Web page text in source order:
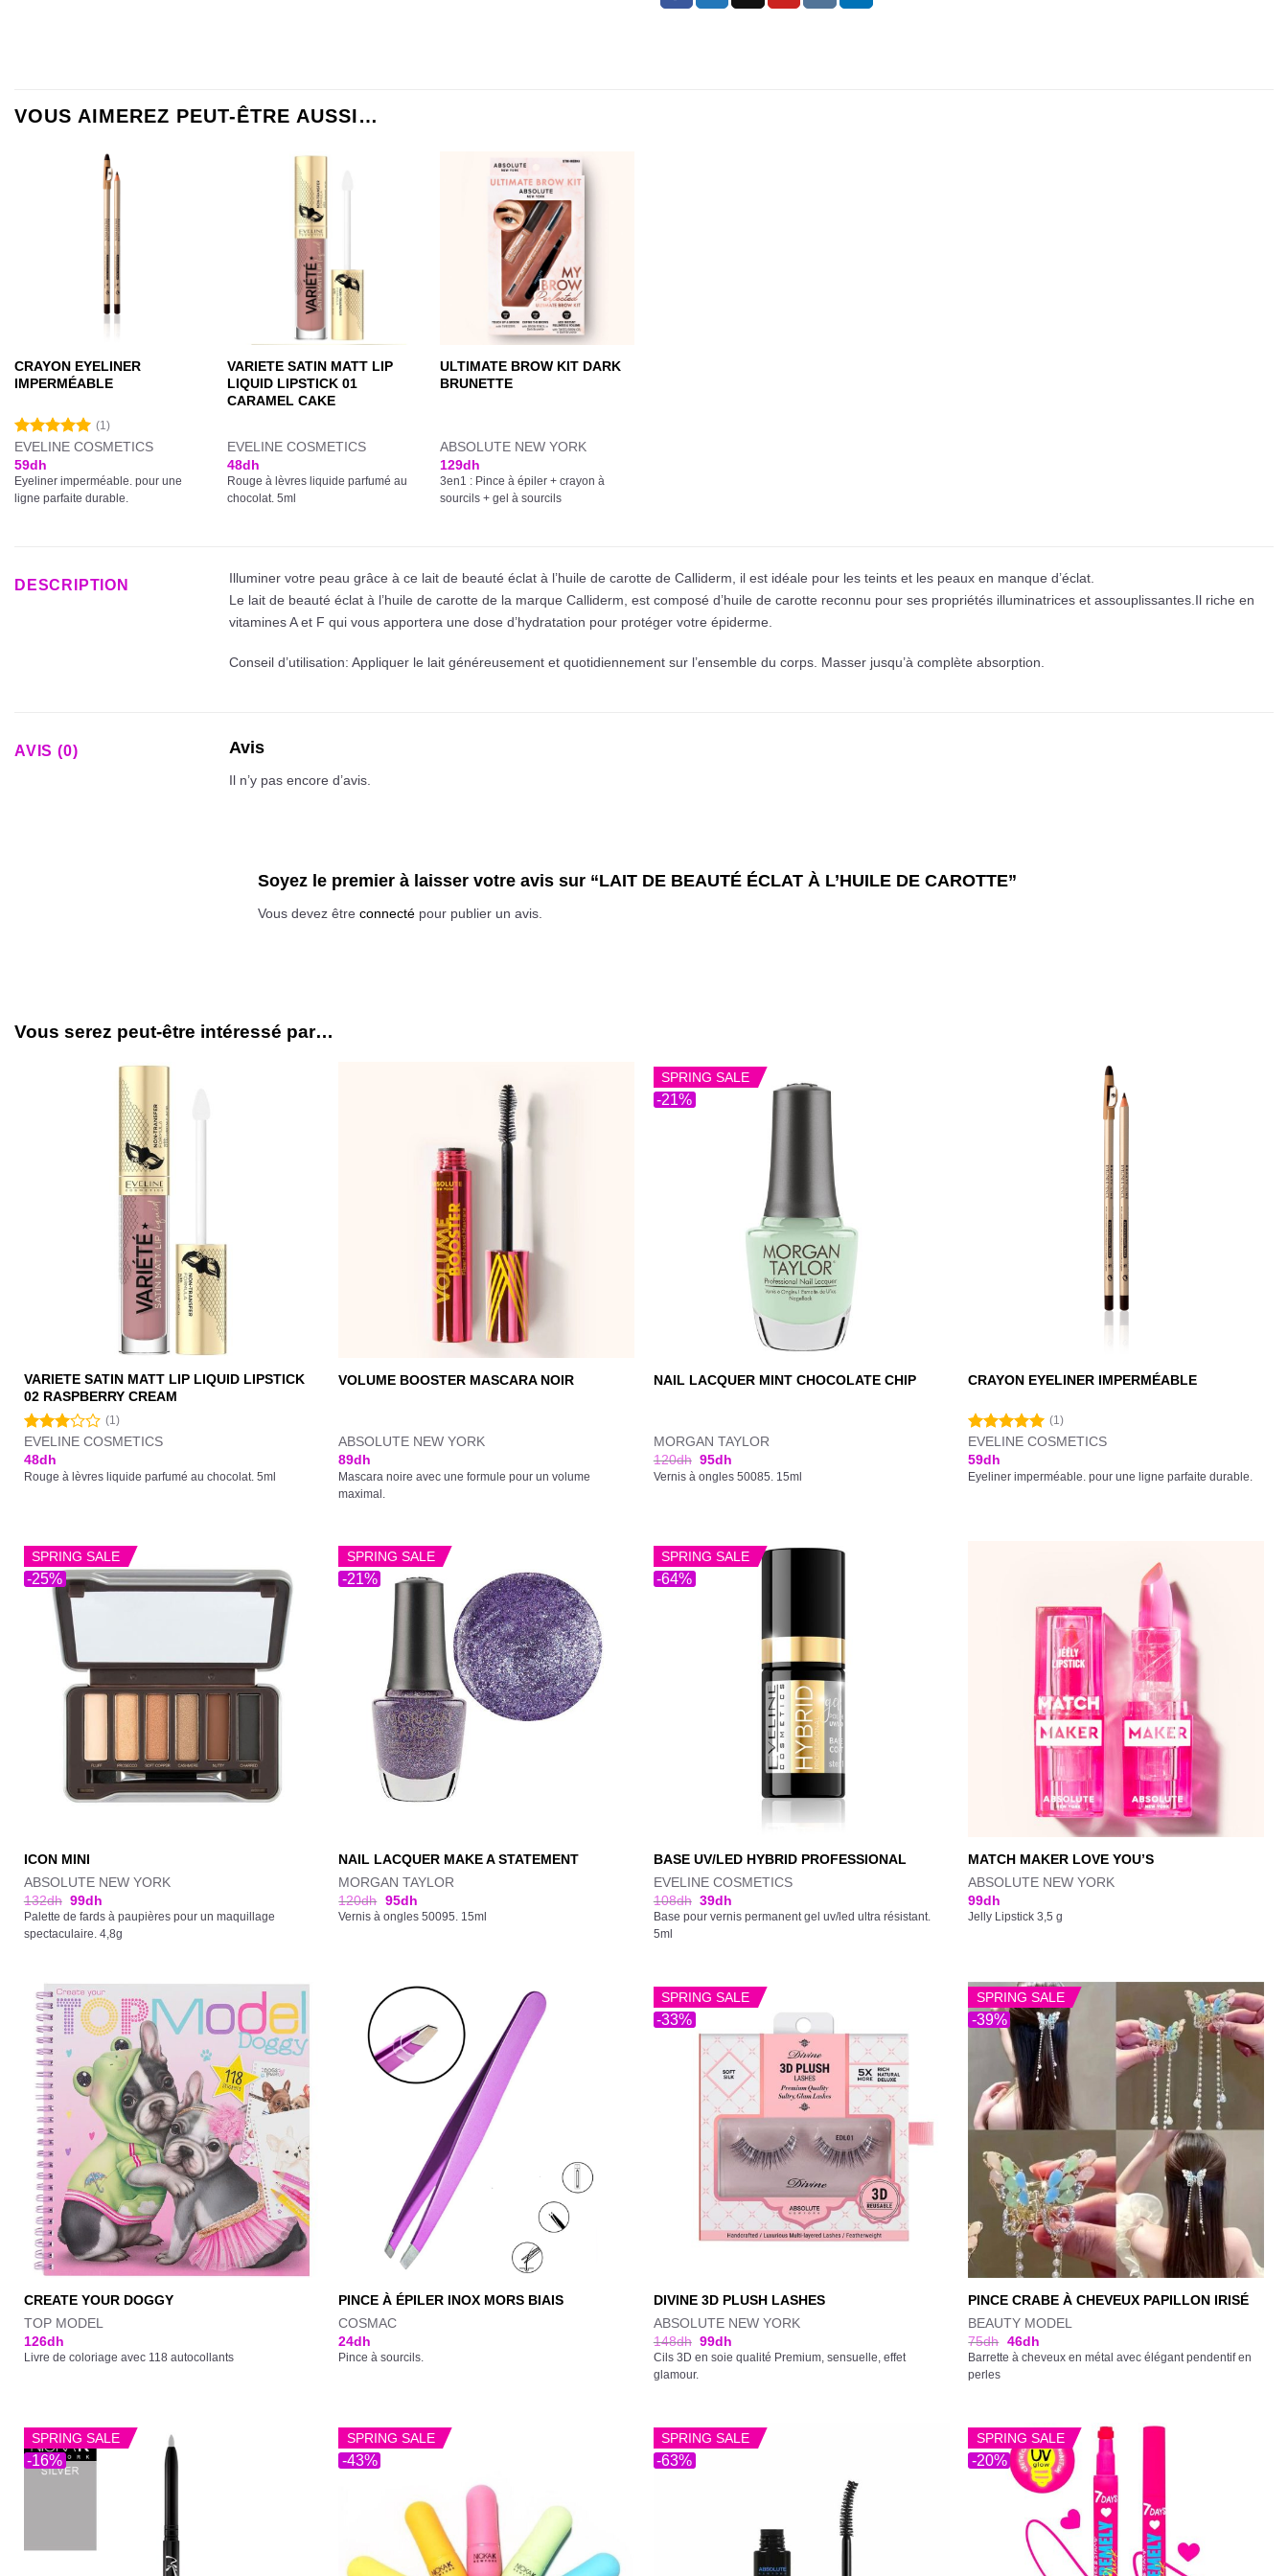
VOUS AIMEREZ PEUT-ÊTRE AUSSI…
CRAYON EYELINER
IMPERMÉABLE
Note 5.00
sur 5
(1)
EVELINE COSMETICS
59dh
Eyeliner imperméable. pour une
ligne parfaite durable.
VARIETE SATIN MATT LIP
LIQUID LIPSTICK 01
CARAMEL CAKE
EVELINE COSMETICS
48dh
Rouge à lèvres liquide parfumé au
chocolat. 5ml
ULTIMATE BROW KIT DARK
BRUNETTE
ABSOLUTE NEW YORK
129dh
3en1 : Pince à épiler + crayon à
sourcils + gel à sourcils
DESCRIPTION
Illuminer votre peau grâce à ce lait de beauté éclat à l’huile de carotte de Calliderm, il est idéale pour les teints et les peaux en manque d’éclat.
Le lait de beauté éclat à l’huile de carotte de la marque Calliderm, est composé d’huile de carotte reconnu pour ses propriétés illuminatrices et assouplissantes.Il riche en
vitamines A et F qui vous apportera une dose d’hydratation pour protéger votre épiderme.
Conseil d’utilisation: Appliquer le lait généreusement et quotidiennement sur l’ensemble du corps. Masser jusqu’à complète absorption.
AVIS (0) Avis
Il n’y pas encore d’avis.
Soyez le premier à laisser votre avis sur “LAIT DE BEAUTÉ ÉCLAT À L’HUILE DE CAROTTE”
Vous devez être connecté pour publier un avis.
Vous serez peut-être intéressé par…
VARIETE SATIN MATT LIP LIQUID LIPSTICK
02 RASPBERRY CREAM
Note
3.00
sur 5
(1)
EVELINE COSMETICS
48dh
Rouge à lèvres liquide parfumé au chocolat. 5ml
VOLUME BOOSTER MASCARA NOIR
ABSOLUTE NEW YORK
89dh
Mascara noire avec une formule pour un volume
maximal.
-21%
SPRING SALE
NAIL LACQUER MINT CHOCOLATE CHIP
MORGAN TAYLOR
120dh 95dh
Vernis à ongles 50085. 15ml
CRAYON EYELINER IMPERMÉABLE
Note5.00
sur 5
(1)
EVELINE COSMETICS
59dh
Eyeliner imperméable. pour une ligne parfaite durable.
-25%
SPRING SALE
ICON MINI
ABSOLUTE NEW YORK
132dh 99dh
Palette de fards à paupières pour un maquillage
spectaculaire. 4,8g
-21%
SPRING SALE
NAIL LACQUER MAKE A STATEMENT
MORGAN TAYLOR
120dh 95dh
Vernis à ongles 50095. 15ml
-64%
SPRING SALE
BASE UV/LED HYBRID PROFESSIONAL
EVELINE COSMETICS
108dh 39dh
Base pour vernis permanent gel uv/led ultra résistant.
5ml
MATCH MAKER LOVE YOU’S
ABSOLUTE NEW YORK
99dh
Jelly Lipstick 3,5 g
CREATE YOUR DOGGY
TOP MODEL
126dh
Livre de coloriage avec 118 autocollants
PINCE À ÉPILER INOX MORS BIAIS
COSMAC
24dh
Pince à sourcils.
-33%
SPRING SALE
DIVINE 3D PLUSH LASHES
ABSOLUTE NEW YORK
148dh 99dh
Cils 3D en soie qualité Premium, sensuelle, effet
glamour.
-39%
SPRING SALE
PINCE CRABE À CHEVEUX PAPILLON IRISÉ
BEAUTY MODEL
75dh 46dh
Barrette à cheveux en métal avec élégant pendentif en
perles
-16%
SPRING SALE
-43%
SPRING SALE
-63%
SPRING SALE
-20%
SPRING SALE